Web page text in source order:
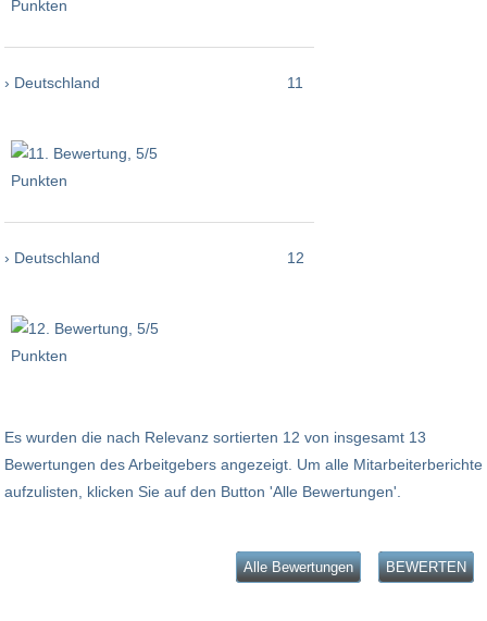
› Deutschland 11
› Deutschland 12
Es wurden die nach Relevanz sortierten 12 von insgesamt 13
Bewertungen des Arbeitgebers angezeigt. Um alle Mitarbeiterberichte
aufzulisten, klicken Sie auf den Button 'Alle Bewertungen'.
Alle Bewertungen BEWERTEN